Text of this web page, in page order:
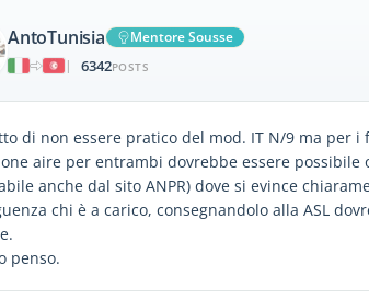
AntoTunisia
Mentore Sousse
|
6342POSTS
di non essere pratico del mod. IT N/9 ma per
aire per entrambi dovrebbe essere
anche dal sito ANPR) dove si evince
chi è a carico, consegnandolo alla ASL
penso.